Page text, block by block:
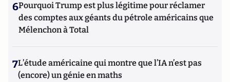
6Pourquoi Trump est plus légitime pour réclamer
des comptes aux géants du pétrole américains que
Mélenchon à Total
7L’étude américaine qui montre que l’IA n’est pas
(encore) un génie en maths